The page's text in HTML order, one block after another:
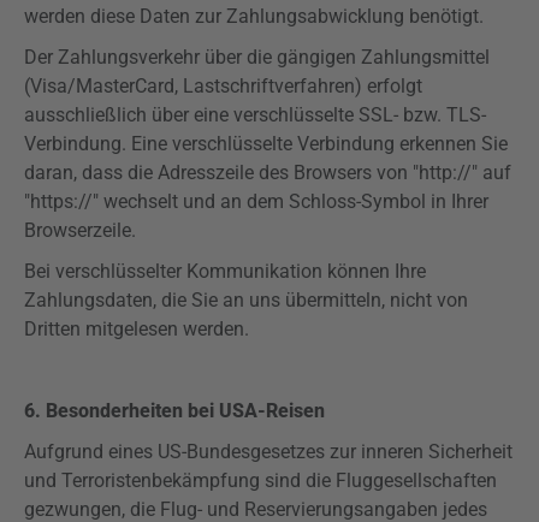
werden diese Daten zur Zahlungsabwicklung benötigt.
Der Zahlungsverkehr über die gängigen Zahlungsmittel
(Visa/MasterCard, Lastschriftverfahren) erfolgt
ausschließlich über eine verschlüsselte SSL- bzw. TLS-
Verbindung. Eine verschlüsselte Verbindung erkennen Sie
daran, dass die Adresszeile des Browsers von "http://" auf
"https://" wechselt und an dem Schloss-Symbol in Ihrer
Browserzeile.
Bei verschlüsselter Kommunikation können Ihre
Zahlungsdaten, die Sie an uns übermitteln, nicht von
Dritten mitgelesen werden.
6. Besonderheiten bei USA-Reisen
Aufgrund eines US-Bundesgesetzes zur inneren Sicherheit
und Terroristenbekämpfung sind die Fluggesellschaften
gezwungen, die Flug- und Reservierungsangaben jedes